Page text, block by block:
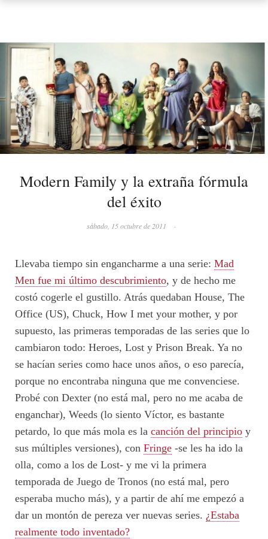
Modern Family y la extraña fórmula
del éxito
sábado, 15 octubre de 2011 ·
Llevaba tiempo sin engancharme a una serie: Mad
Men fue mi último descubrimiento, y de hecho me
costó cogerle el gustillo. Atrás quedaban House, The
Office (US), Chuck, How I met your mother, y por
supuesto, las primeras temporadas de las series que lo
cambiaron todo: Heroes, Lost y Prison Break. Ya no
se hacían series como hace unos años, o eso parecía,
porque no encontraba ninguna que me convenciese.
Probé con Dexter (no está mal, pero no me acaba de
enganchar), Weeds (lo siento Víctor, es bastante
petardo, lo que más mola es la canción del principio y
sus múltiples versiones), con Fringe -se les ha ido la
olla, como a los de Lost- y me vi la primera
temporada de Juego de Tronos (no está mal, pero
esperaba mucho más), y a partir de ahí me empezó a
dar un montón de pereza ver nuevas series. ¿Estaba
realmente todo inventado?